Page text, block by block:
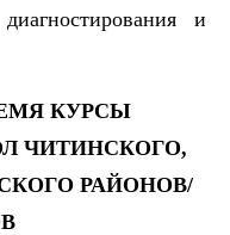
и
КУРСЫ
ЧИТИНСКОГО,
РАЙОНОВ/